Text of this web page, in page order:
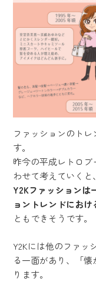
ファッションのト
す。
昨今の平成レトロ
わせて考えていくと、
Y2Kファッションは
ョントレンドにお
ともできそうです。
Y2Kには他のファッ
る一面があり、「
ります。